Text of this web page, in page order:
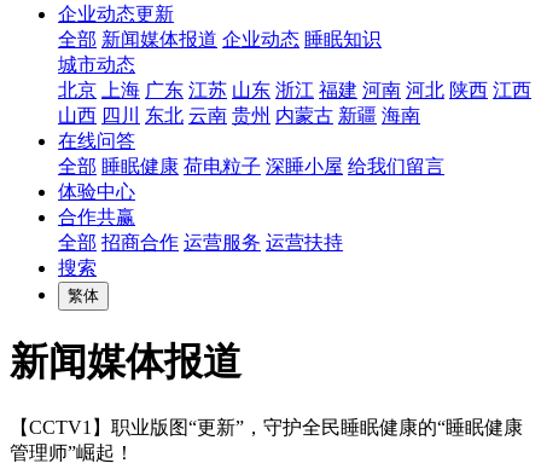
企业动态更新
全部 新闻媒体报道 企业动态 睡眠知识
城市动态
北京
上海 广东 江苏 山东 浙江 福建 河南 河北 陕西 江西
山西 四川 东北 云南 贵州 内蒙古 新疆 海南
在线问答
全部 睡眠健康 荷电粒子 深睡小屋 给我们留言
体验中心
合作共赢
全部 招商合作 运营服务 运营扶持
搜索
繁体
新闻媒体报道
【CCTV1】职业版图“更新”，守护全民睡眠健康的“睡眠健康
管理师”崛起！